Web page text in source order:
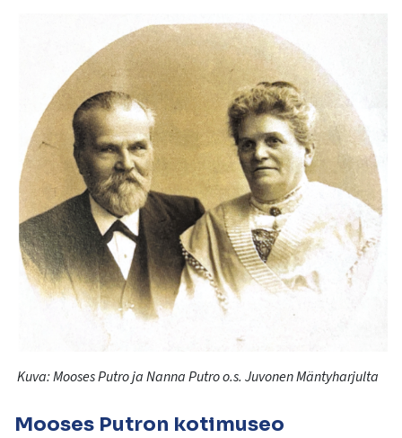
Kuva:MoosesPutroja NannaPutroo.s. Juvonen Mäntyharjulta
Mooses Putron kotimuseo